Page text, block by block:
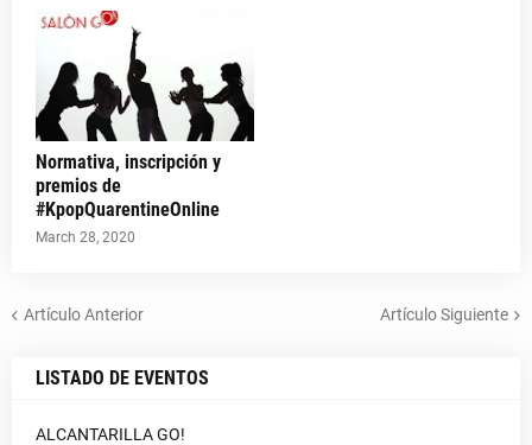
Normativa, inscripción y
premios de
#KpopQuarentineOnline
March 28, 2020
Artículo Anterior Artículo Siguiente
LISTADO DE EVENTOS
ALCANTARILLA GO!